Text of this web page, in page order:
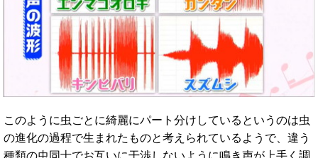
このように虫ごとに綺麗にパート分けしているというのは虫
の進化の過程で生まれたものと考えられているようで、違う
種類の虫同士でお互いに干渉しないように鳴き声が上手く調